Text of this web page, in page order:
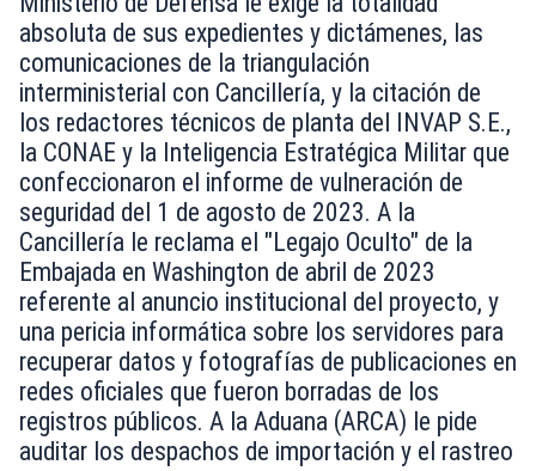
absoluta de sus expedientes y dictámenes, las
comunicaciones de la triangulación
interministerial con Cancillería, y la citación de
los redactores técnicos de planta del INVAP S.E.,
la CONAE y la Inteligencia Estratégica Militar que
confeccionaron el informe de vulneración de
seguridad del 1 de agosto de 2023. A la
Cancillería le reclama el "Legajo Oculto" de la
Embajada en Washington de abril de 2023
referente al anuncio institucional del proyecto, y
una pericia informática sobre los servidores para
recuperar datos y fotografías de publicaciones en
redes oficiales que fueron borradas de los
registros públicos. A la Aduana (ARCA) le pide
auditar los despachos de importación y el rastreo